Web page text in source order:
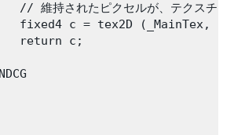
// 維持されたピクセルが、テクスチャ
fixed4 c = tex2D (_MainTex,
return c;